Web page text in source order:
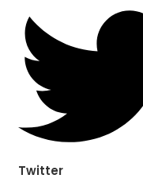
Twitter